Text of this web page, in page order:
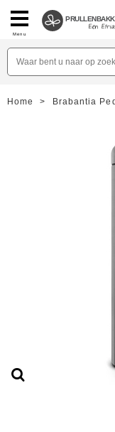
Menu
Home > Brabantia